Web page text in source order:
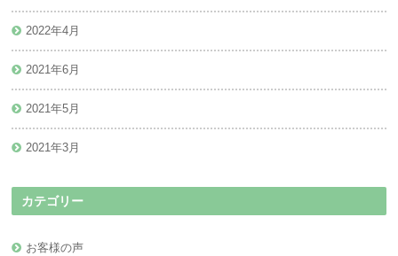
2022年4月
2021年6月
2021年5月
2021年3月
カテゴリー
お客様の声